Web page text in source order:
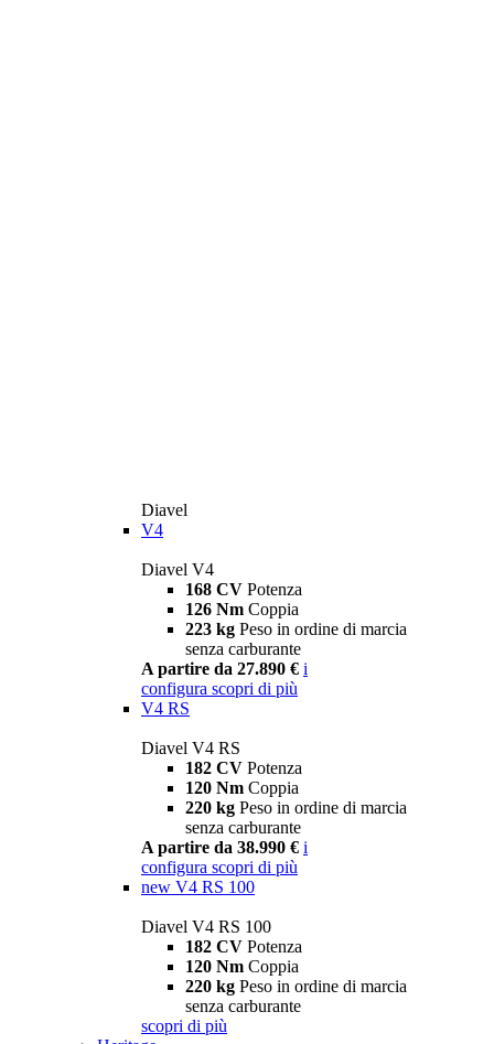
Diavel
V4
Diavel V4
168 CV Potenza
126 Nm Coppia
223 kg Peso in ordine di marcia
senza carburante
A partire da 27.890 € i
configura scopri di più
V4 RS
Diavel V4 RS
182 CV Potenza
120 Nm Coppia
220 kg Peso in ordine di marcia
senza carburante
A partire da 38.990 € i
configura scopri di più
new V4 RS 100
Diavel V4 RS 100
182 CV Potenza
120 Nm Coppia
220 kg Peso in ordine di marcia
senza carburante
scopri di più